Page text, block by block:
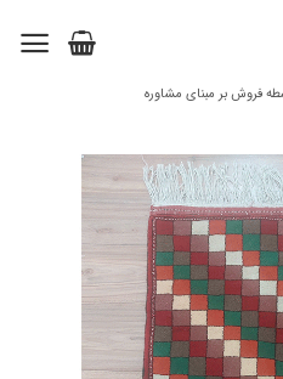
فروش بر مبنای مشاوره